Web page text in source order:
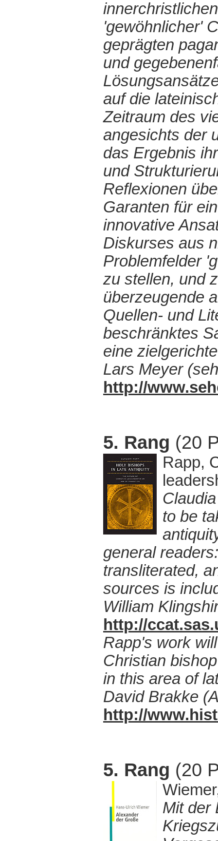
'gewöhnlicher'
geprägten
und
auf die
Zeitraum des
angesichts der
das Ergebnis
und
Reflexionen
Garanten für
innovative
Diskurses aus
Problemfelder
zu stellen, und
überzeugende
Quellen- und
beschränktes
eine
Lars Meyer
http://
5. Rang (20
Rapp,
to be
general
transliterated,
sources is
William
http://
Rapp's work
Christian
in this area of
David Brakke
http://
5. Rang (20
Mit der